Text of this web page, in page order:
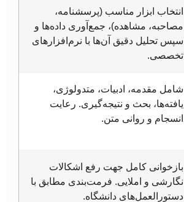
انتخاب ابزار مناسب (پرسشنامه،
مصاحبه، مشاهده)، جمع‌آوری داده‌ها و
سپس تحلیل دقیق آن‌ها با نرم‌افزارهای
تخصصی.
شامل مقدمه، ادبیات، متدولوژی،
یافته‌ها، بحث و نتیجه‌گیری. رعایت
انسجام و روانی متن.
بازخوانی کامل جهت رفع اشکالات
نگارشی و املایی. فرمت‌بندی مطابق با
دستورالعمل‌های دانشگاه.